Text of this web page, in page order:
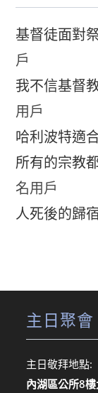
基督徒面對
戶
我不信基督
用戶
哈利波特適
所有的宗教
名用戶
人死後的歸
主日聚會
主日敬拜地點:
內湖區公所8